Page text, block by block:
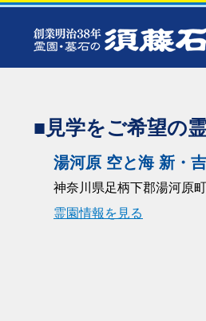
■見学をご希望の
湯河原 空と海 新・
神奈川県足柄下郡湯河原
霊園情報を見る